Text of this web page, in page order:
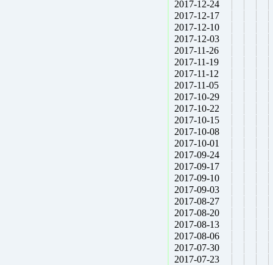
2017-12-24
2017-12-17
2017-12-10
2017-12-03
2017-11-26
2017-11-19
2017-11-12
2017-11-05
2017-10-29
2017-10-22
2017-10-15
2017-10-08
2017-10-01
2017-09-24
2017-09-17
2017-09-10
2017-09-03
2017-08-27
2017-08-20
2017-08-13
2017-08-06
2017-07-30
2017-07-23